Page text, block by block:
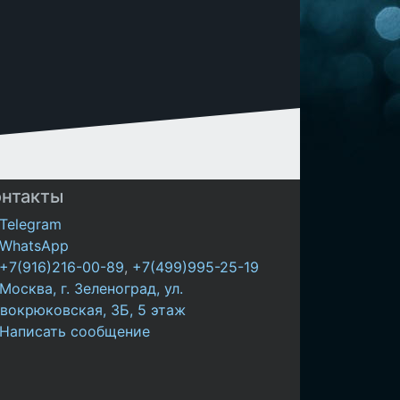
00-89, +7(499)995-25-19
г. Зеленоград, ул.
3Б, 5 этаж
сообщение